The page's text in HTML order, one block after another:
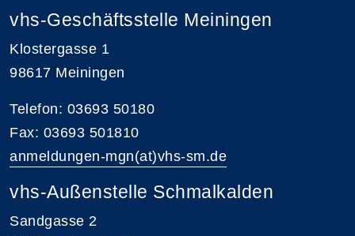
vhs-Geschäftsstelle Meiningen
Klostergasse 1
98617 Meiningen
Telefon: 03693 50180
Fax: 03693 501810
anmeldungen-mgn(at)vhs-sm.de
vhs-Außenstelle Schmalkalden
Sandgasse 2